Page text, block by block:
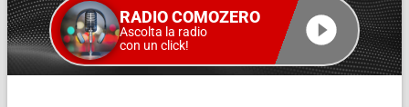
RADIO COMOZERO
Ascolta la radio
con un click!